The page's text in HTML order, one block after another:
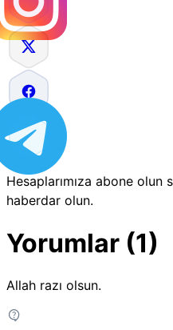
Hesaplarımıza abone olun
haberdar olun.
Yorumlar (1)
Allah razı olsun.